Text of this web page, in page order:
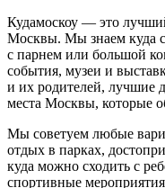
Кудамоскоу — это
Москвы. Мы знаем куда
с парнем или большой
события, музеи и
и их родителей, лучшие
места Москвы, которые
Мы советуем любые
отдых в парках,
куда можно сходить с
спортивные